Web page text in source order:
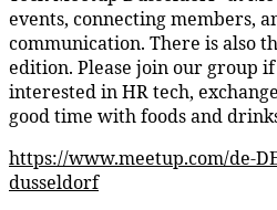
events, connecting members,
communication. There is also
edition. Please join our group
interested in HR tech,
good time with foods and
https://www.meetup.com/de-
dusseldorf